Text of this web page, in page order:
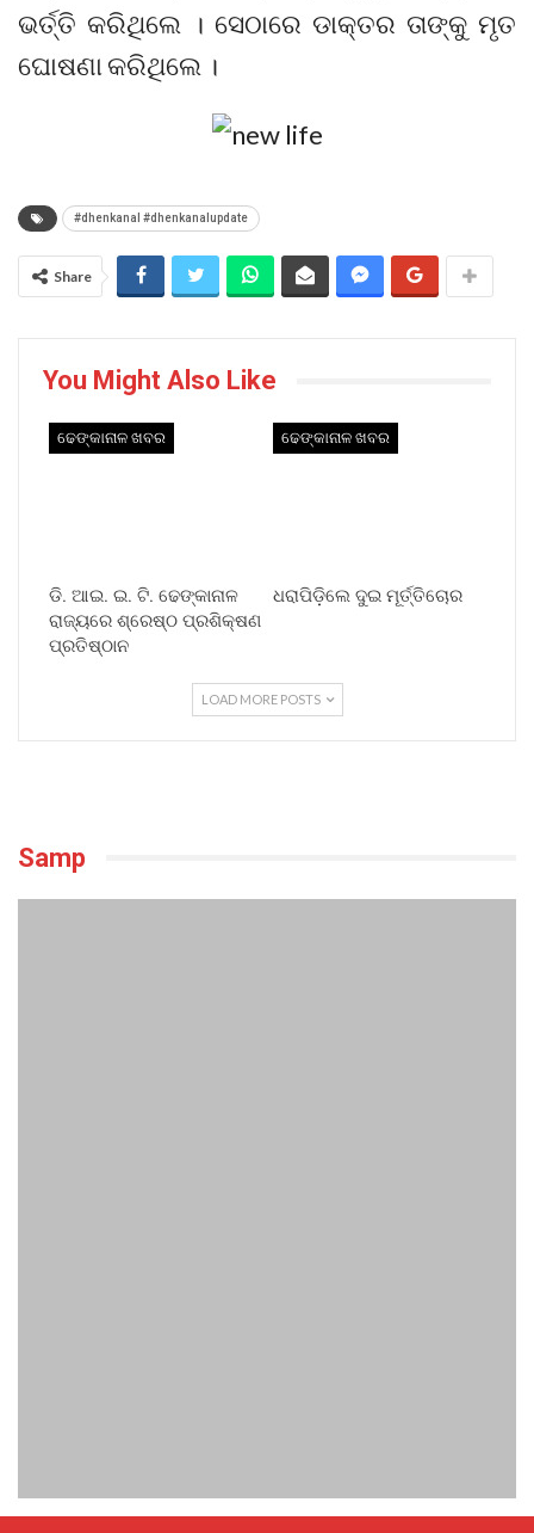
ଭର୍ତ୍ତି କରିଥିଲେ । ସେଠାରେ ଡାକ୍ତର ତାଙ୍କୁ ମୃତ
ଘୋଷଣା କରିଥିଲେ ।
#dhenkanal #dhenkanalupdate
Share
You Might Also Like
ଢେଙ୍କାନାଳ ଖବର
ଡି. ଆଇ. ଇ. ଟି. ଢେଙ୍କାନାଳ
ରାଜ୍ୟରେ ଶ୍ରେଷ୍ଠ ପ୍ରଶିକ୍ଷଣ
ପ୍ରତିଷ୍ଠାନ
ଢେଙ୍କାନାଳ ଖବର
ଧରାପିଡ଼ିଲେ ଦୁଇ ମୂର୍ତ୍ତିଚୋର
LOAD MORE POSTS
Samp